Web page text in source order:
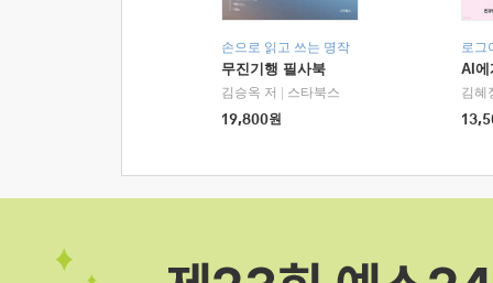
손으로 읽고 쓰는 명작
무진기행 필사북
김승옥 저
스타북스
19,800원
로그
AI에
김혜